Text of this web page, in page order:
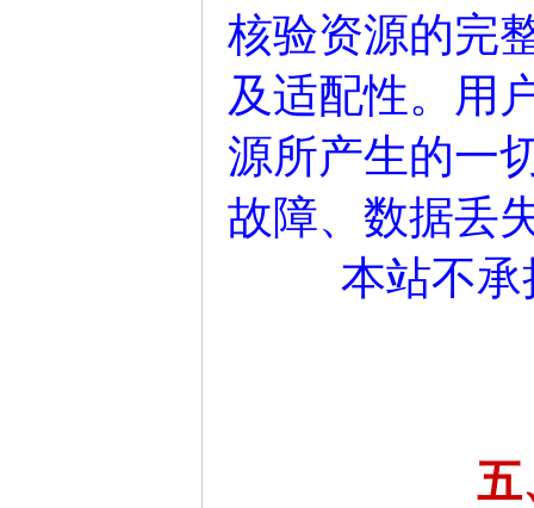
核验资源的完
及适配性。用
源所产生的一
故障、数据丢
本站不
五